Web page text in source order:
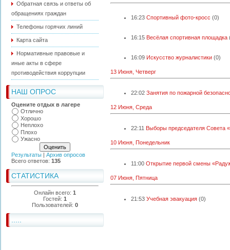
Обратная связь и ответы об
обращениях граждан
Телефоны горячих линий
Карта сайта
Нормативные правовые и
иные акты в сфере
противодействия коррупции
НАШ ОПРОС
Оцените отдых в лагере
Отлично
Хорошо
Неплохо
Плохо
Ужасно
Результаты | Архив опросов
Всего ответов: 135
СТАТИСТИКА
Онлайн всего: 1
Гостей: 1
Пользователей: 0
16:23 Спортивный фото-кросс (0)
16:15 Весёлая спортивная площадка
16:09 Искусство журналистики (0)
13 Июня, Четверг
22:02 Занятия по пожарной
12 Июня, Среда
22:11 Выборы председателя Совета
10 Июня, Понедельник
11:00 Открытие первой смены
07 Июня, Пятница
21:53 Учебная эвакуация (0)